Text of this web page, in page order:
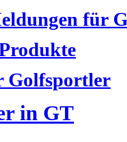
für
Golfsportler
in GT